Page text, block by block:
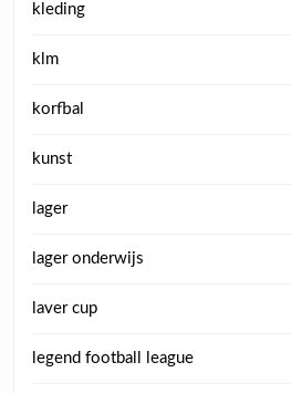
kleding
klm
korfbal
kunst
lager
lager onderwijs
laver cup
legend football league